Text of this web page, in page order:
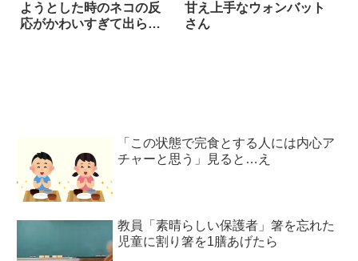
ようとした時のネコの反
応がかわいすぎて出られ
甘え上手なウォンバット
さん
「この状態で完食とする人には内心ア
チャーと思う」見ると…え
教員「素晴らしい保護者」箸を忘れた
児童に割り箸を1膳あげたら